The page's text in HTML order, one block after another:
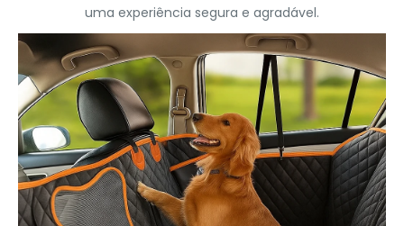
uma experiência segura e agradável.